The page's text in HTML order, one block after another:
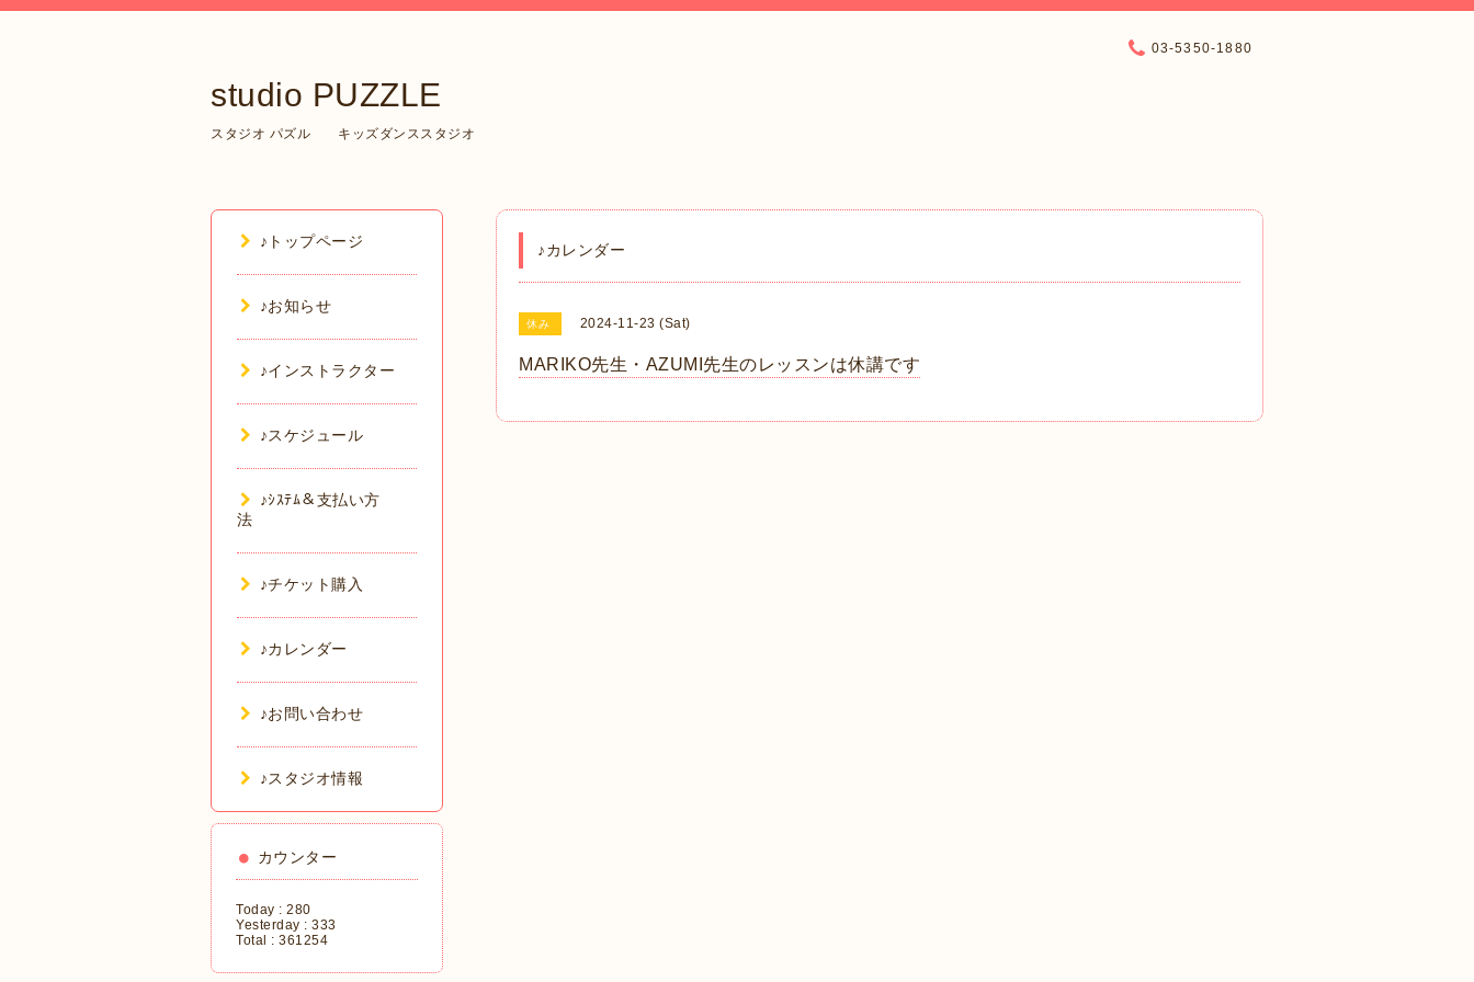
studio PUZZLE
スタジオ パズル キッズダンススタジオ
03-5350-1880
♪カレンダー
休み 2024-11-23 (Sat)
MARIKO先生・AZUMI先生のレッスンは休講です
♪トップページ
♪お知らせ
♪インストラクター
♪スケジュール
♪ｼｽﾃﾑ＆支払い方
法
♪チケット購入
♪カレンダー
♪お問い合わせ
♪スタジオ情報
カウンター
Today : 280
Yesterday : 333
Total : 361254